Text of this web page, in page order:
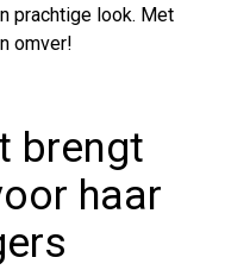
prachtige look. Met
omver!
brengt
haar